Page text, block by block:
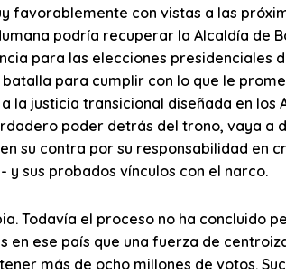
favorablemente con vistas a las
podría recuperar la Alcaldía de
para las elecciones presidenciales
para cumplir con lo que le
la justicia transicional diseñada en los
poder detrás del trono, vaya a
su contra por su responsabilidad en
y sus probados vínculos con el narco.
Todavía el proceso no ha concluido
en ese país que una fuerza de
más de ocho millones de votos.